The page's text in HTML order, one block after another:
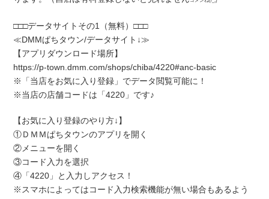
□□□データサイトその1（無料）□□□
≪DMMぱちタウン/データサイト↓≫
【アプリダウンロード場所】
https://p-town.dmm.com/shops/chiba/4220#anc-basic
※「当店をお気に入り登録」でデータ閲覧可能に！
※当店の店舗コードは「4220」です♪
【お気に入り登録のやり方↓】
①ＤＭＭぱちタウンのアプリを開く
②メニューを開く
③コード入力を選択
④「4220」と入力しアクセス！
※スマホによってはコード入力検索機能が無い場合もあるよう